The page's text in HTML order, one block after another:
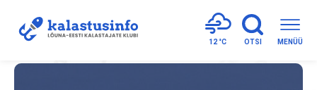
12 °C OTSI MENÜÜ